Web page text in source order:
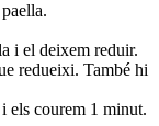
i el deixem reduir.
redueixi. També hi
els courem 1 minut.